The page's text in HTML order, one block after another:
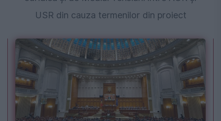
USR din cauza termenilor din proiect